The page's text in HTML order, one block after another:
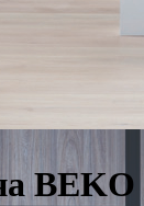
BEKO